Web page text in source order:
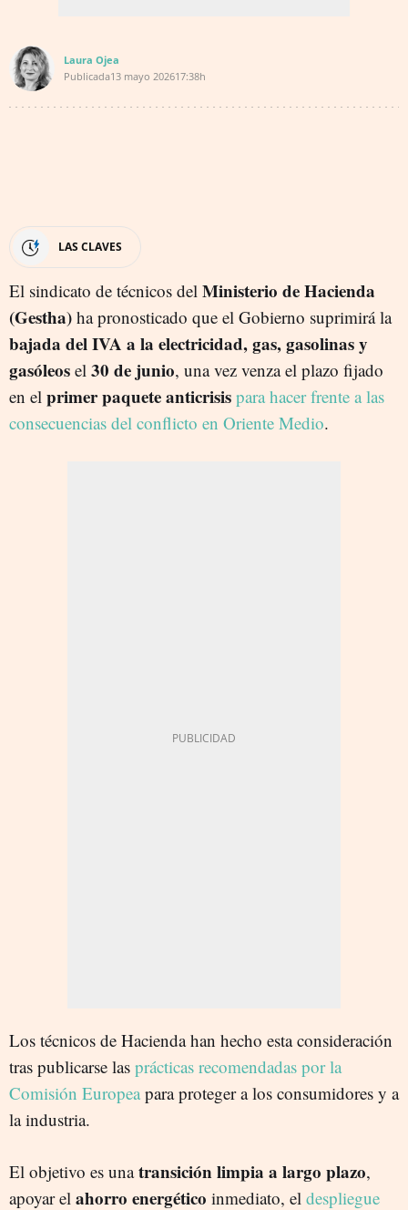
Laura Ojea
Publicada13 mayo 202617:38h
LAS CLAVES
El sindicato de técnicos del Ministerio de Hacienda
(Gestha) ha pronosticado que el Gobierno suprimirá la
bajada del IVA a la electricidad, gas, gasolinas y
gasóleos el 30 de junio, una vez venza el plazo fijado
en el primer paquete anticrisis para hacer frente a las
consecuencias del conflicto en Oriente Medio.
Los técnicos de Hacienda han hecho esta consideración
tras publicarse las prácticas recomendadas por la
Comisión Europeapara proteger a los consumidores y a
la industria.
El objetivo es unatransición limpia a largo plazo,
apoyar el ahorro energético inmediato, el despliegue